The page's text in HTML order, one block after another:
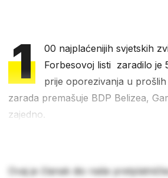
1
00 najplaćenijih svjetskih
Forbesovoj listi zaradilo je
prije oporezivanja u prošlih
zarada premašuje BDP Belizea,
zajedno.
Ovaj je članak dio naše